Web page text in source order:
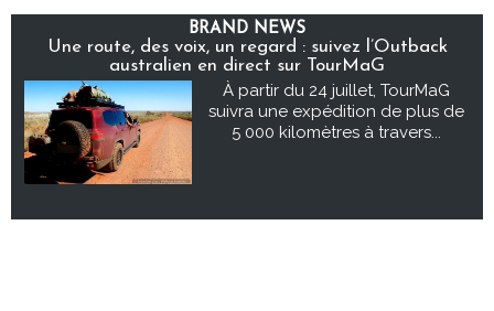
BRAND NEWS
Une route, des voix, un regard : suivez l’Outback
australien en direct sur TourMaG
À partir du 24 juillet, TourMaG
suivra une expédition de plus de
5 000 kilomètres à travers...